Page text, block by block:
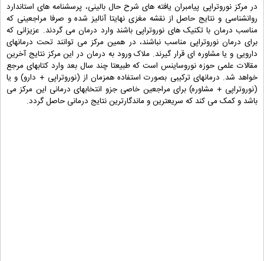
در مرکز نوروتراپی پیامبران یافته های شرح حال بالینی، پرسشنامه های استاندارد
روانشناسی و نتایج حاصل از نقشه مغزی نهایتا آنالیز شده و صرفا مراجعینی که
مناسب درمان با تکنیک های نوروتراپی باشند وارد درمان می گردند. عزیزانی که
برای درمان نوروتراپی مناسب نباشند، در همین مرکز می توانند تحت درمانهای
دارویی و یا مشاوره ای قرار گیرند. ملاک ورود به درمان در این مرکز نتایج آخرین
مقالات علمی حوزه نوروساینس است که طبیعتا چند سال بعد وارد کتابهای مرجع
خواهد شد. درمانهای ترکیبی بصورت استفاده همزمان از (نوروتراپی + دارو) و یا
(نوروتراپی + مشاوره) برای مراجعین خاصی جزو انتخابهای درمانی این مرکز می
باشد و کمک می کند که سریعترین و ماندگارترین نتایج درمانی حاصل گردد.